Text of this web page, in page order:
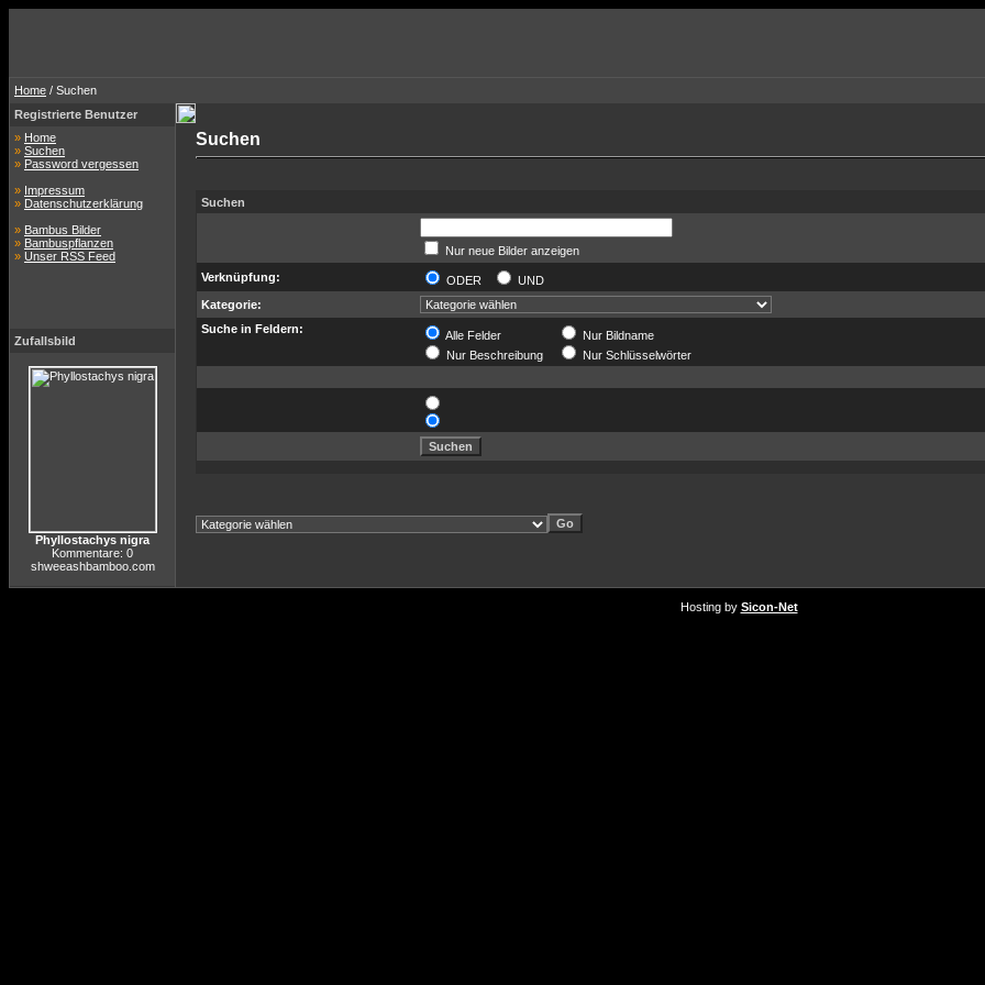
Home / Suchen
Registrierte Benutzer
» Home
» Suchen
» Password vergessen
» Impressum
» Datenschutzerklärung
» Bambus Bilder
» Bambuspflanzen
» Unser RSS Feed
Zufallsbild
Phyllostachys nigra
Kommentare: 0
shweeashbamboo.com
Suchen
Suchen
Nur neue Bilder anzeigen
Verknüpfung:
ODER
UND
Kategorie:
Suche in Feldern:
Alle Felder
Nur Bildname
Nur Beschreibung
Nur Schlüsselwörter
Hosting by Sicon-Net